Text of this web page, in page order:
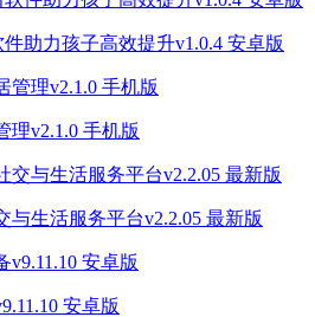
助力孩子高效提升v1.0.4 安卓版
理v2.1.0 手机版
与生活服务平台v2.2.05 最新版
安卓版